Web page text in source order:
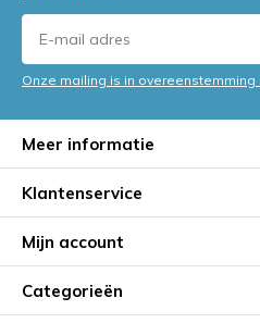
Onze mailing is in
Meer informatie
Klantenservice
Mijn account
Categorieën